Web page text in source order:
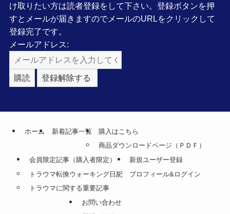
け取りたい方は読者登録をして下さい。登録ボタンを押
すとメールが届きますのでメールのURLをクリックして
登録完了です。
メールアドレス:
ホーム 新着記事一覧
購入はこちら
商品ダウンロードページ（ＰＤＦ）
会員限定記事（購入者限定）
トラウマ転換ウォーキング日記
トラウマに関する重要記事
新規ユーザー登録
プロフィール&ログイン
お問い合わせ